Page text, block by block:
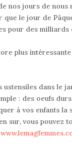
nos jours de
que le jour de
pour des
plus
ustensiles dans le
: des oeufs
à vos enfants
sur, vous pouvez